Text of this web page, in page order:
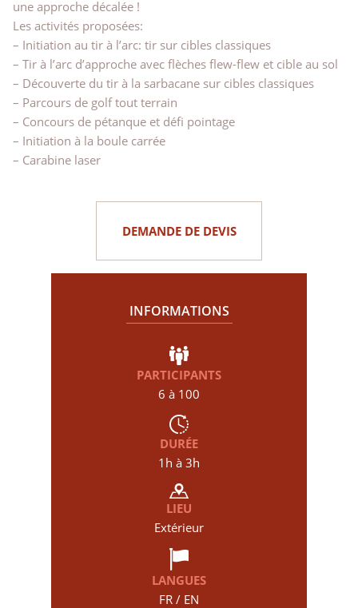
une approche décalée !
Les activités proposées:
– Initiation au tir à l’arc: tir sur cibles classiques
– Tir à l’arc d’approche avec flèches flew-flew et cible au sol
– Découverte du tir à la sarbacane sur cibles classiques
– Parcours de golf tout terrain
– Concours de pétanque et défi pointage
– Initiation à la boule carrée
– Carabine laser
DEMANDE DE DEVIS
INFORMATIONS
PARTICIPANTS
6 à 100
DURÉE
1h à 3h
LIEU
Extérieur
LANGUES
FR / EN